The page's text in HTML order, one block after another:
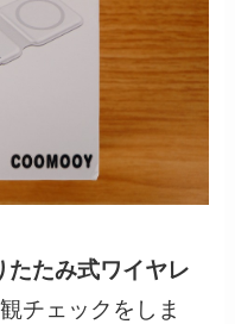
たたみ式ワイヤレ
チェックをしま